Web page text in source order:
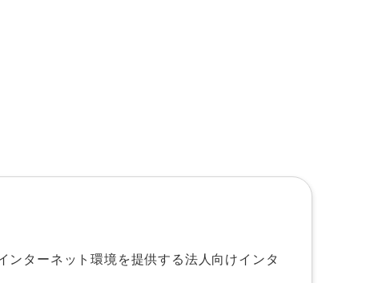
ンターネット環境を提供する法人向けインタ